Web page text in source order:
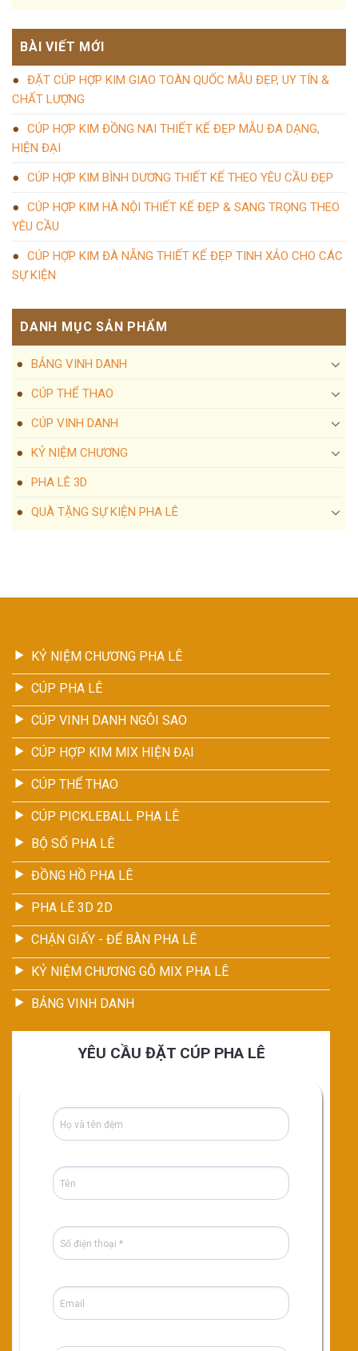
BÀI VIẾT MỚI
ĐẶT CÚP HỢP KIM GIAO TOÀN QUỐC MẪU ĐẸP, UY TÍN &
CHẤT LƯỢNG
CÚP HỢP KIM ĐỒNG NAI THIẾT KẾ ĐẸP MẪU ĐA DẠNG,
HIỆN ĐẠI
CÚP HỢP KIM BÌNH DƯƠNG THIẾT KẾ THEO YÊU CẦU ĐẸP
CÚP HỢP KIM HÀ NỘI THIẾT KẾ ĐẸP & SANG TRỌNG THEO
YÊU CẦU
CÚP HỢP KIM ĐÀ NẴNG THIẾT KẾ ĐẸP TINH XẢO CHO CÁC
SỰ KIỆN
DANH MỤC SẢN PHẨM
BẢNG VINH DANH
CÚP THỂ THAO
CÚP VINH DANH
KỶ NIỆM CHƯƠNG
PHA LÊ 3D
QUÀ TẶNG SỰ KIỆN PHA LÊ
KỶ NIỆM CHƯƠNG PHA LÊ
CÚP PHA LÊ
CÚP VINH DANH NGÔI SAO
CÚP HỢP KIM MIX HIỆN ĐẠI
CÚP THỂ THAO
CÚP PICKLEBALL PHA LÊ
BỘ SỐ PHA LÊ
ĐỒNG HỒ PHA LÊ
PHA LÊ 3D 2D
CHẶN GIẤY - ĐỂ BÀN PHA LÊ
KỶ NIỆM CHƯƠNG GỖ MIX PHA LÊ
BẢNG VINH DANH
YÊU CẦU ĐẶT CÚP PHA LÊ